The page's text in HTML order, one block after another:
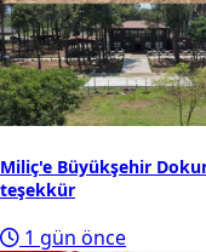
Miliç'e Büyükşehir
teşekkür
1 gün önce